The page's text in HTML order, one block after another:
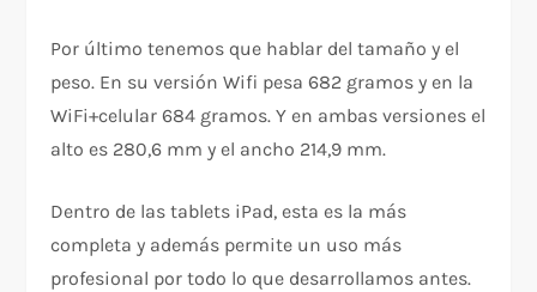
Por último tenemos que hablar del tamaño y el
peso. En su versión Wifi pesa 682 gramos y en la
WiFi+celular 684 gramos. Y en ambas versiones el
alto es 280,6 mm y el ancho 214,9 mm.
Dentro de las tablets iPad, esta es la más
completa y además permite un uso más
profesional por todo lo que desarrollamos antes.